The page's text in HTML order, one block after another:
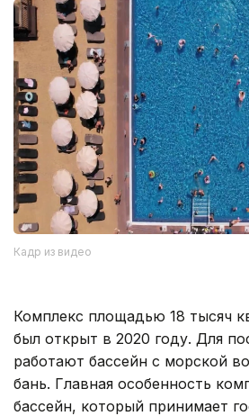
Кадр из видео
Комплекс площадью 18 тысяч
был открыт в 2020 году. Для
работают бассейн с морской
бань. Главная особенность
бассейн, который принимает